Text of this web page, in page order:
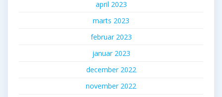
april 2023
marts 2023
februar 2023
januar 2023
december 2022
november 2022